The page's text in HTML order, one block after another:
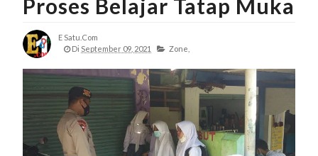
Proses Belajar Tatap Muka
E Satu.com
Di September 09, 2021 Zone,